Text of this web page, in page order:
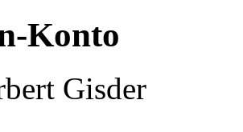
Konto
Gisder